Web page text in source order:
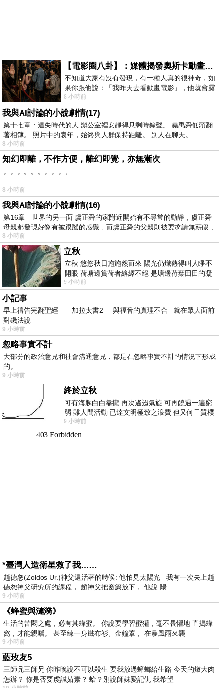
【電影圈八卦】：媒體揭發奧斯卡動畫項目投票醜聞！好萊塢為什麼看不起動畫電影？
不知道大家有沒有發現，有一種人真的很神奇，如
果你跟他說：「我昨天去看動畫電影」，他就會露
出一種慈祥的微笑，然後問你是不是陪小
8 小時前
我與AI討論的小說劇情(17)
第十七章：遺失時代的人 辦公室裡安靜得只剩時鐘聲。 堯禹舜低頭翻
著相簿。 照片中的袁年，始終與人群保持距離。 別人在聊天。
8 小時前
知幻即離，不作方便，離幻即覺，亦無漸次
。。。。。。。。。。
8 小時前
我與AI討論的小說劇情(16)
第16章 世界的另一面 虞正舜的家附近開始有不尋常的動靜，虞正舜
母親都發現好像有被跟蹤的感覺，而虞正舜的父親則被要求請無薪假，
8 小時前
立秋
立秋 悠悠秋日施施然而來 陽光仍熾熱得叫人睜不
開眼 荷塘邊賞荷者絡繹不絕 是塘邊荷葉田田的凝
望 風中飄逸的是映日荷花別樣紅
9 小時前
小記事
早上禱告完翻聖經 加拉太書2 與福音的真理不合 就在眾人面前
對磯法說
9 小時前
忽略事實不計
大部分的政治意見和社會溝通意見，都是在忽略事實不計的情況下形成
的。
9 小時前
終於立秋
可有海豚白白靠攏 再次遙迢氣旋 可再饒過一遍窮
弱 雖人間活動 已達文明極致之浪費 但又何干質樸
者 只能白白陪葬
9 小時前
*臺灣人造衛星救了我……
趙德恕(Zoldos Ur.)神父還活著的時候: 他怕見太陽光 我有一次去上趙
德恕神父研究所的課程， 趙神父把窗簾放下， 他說:陽
9 小時前
《蜂蜜與漣漪》
生活的苦悶之處，必有其蜂蜜。 你說要學習蜜獾，毫不畏懼地 直搗蜂
窩，才能親嚐。 甚至練一身鐵布衫、金鐘罩， 在暴風雨來襲
9 小時前
藍玫友5
三師兄三師兄 你昨晚說不可以殺生 要我放過蟑螂給生路 今天的燉大肉
怎辦？ 你是否要虔誠茹素？ 蛤？別說師妹愛記仇 我希望